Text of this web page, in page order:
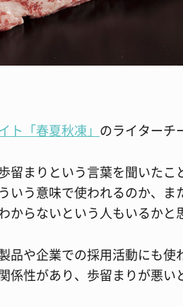
ト「春夏秋凍」 のライターチ
留まりという言葉を聞いたこ
いう意味で使われるのか、ま
らないという人もいるかと
品や企業での採用活動にも使
係性があり、歩留まりが悪い